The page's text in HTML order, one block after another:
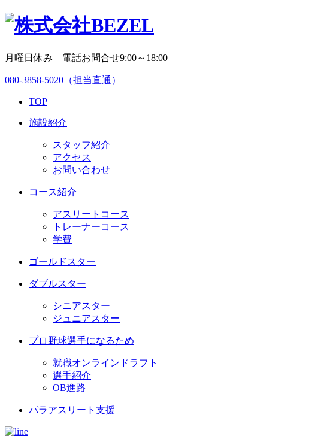
月曜日休み 電話お問合せ9:00～18:00
080-3858-5020 （担当直通）
TOP
施設紹介
スタッフ紹介
アクセス
お問い合わせ
コース紹介
アスリートコース
トレーナーコース
学費
ゴールドスター
ダブルスター
シニアスター
ジュニアスター
プロ野球選手になるため
就職オンラインドラフト
選手紹介
OB進路
パラアスリート支援